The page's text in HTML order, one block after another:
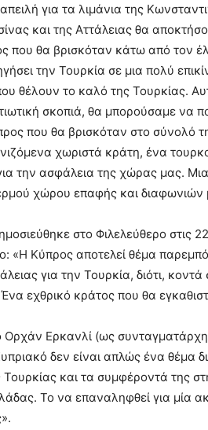
για τα λιμάνια της
και της Αττάλειας θα
που θα βρισκόταν κάτω από τον
την Τουρκία σε μια πολύ
θέλουν το καλό της Τουρκίας.
σκοπιά, θα μπορούσαμε να
που θα βρισκόταν στο σύνολό
χωριστά κράτη, ένα
την ασφάλεια της χώρας μας.
χώρου επαφής και διαφωνιών
στο Φιλελεύθερο στις
«Η Κύπρος αποτελεί θέμα
για την Τουρκία, διότι,
εχθρικό κράτος που θα
Ορχάν Ερκανλί (ως
δεν είναι απλώς ένα θέμα
και τα συμφέροντά της
Το να επαναληφθεί για μία